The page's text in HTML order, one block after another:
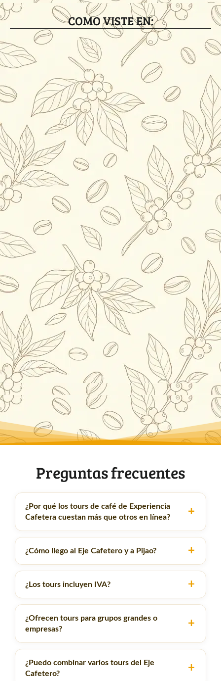
COMO VISTE EN:
Preguntas frecuentes
¿Por qué los tours de café de Experiencia
Cafetera cuestan más que otros en línea?
¿Cómo llego al Eje Cafetero y a Pijao?
¿Los tours incluyen IVA?
¿Ofrecen tours para grupos grandes o
empresas?
¿Puedo combinar varios tours del Eje
Cafetero?